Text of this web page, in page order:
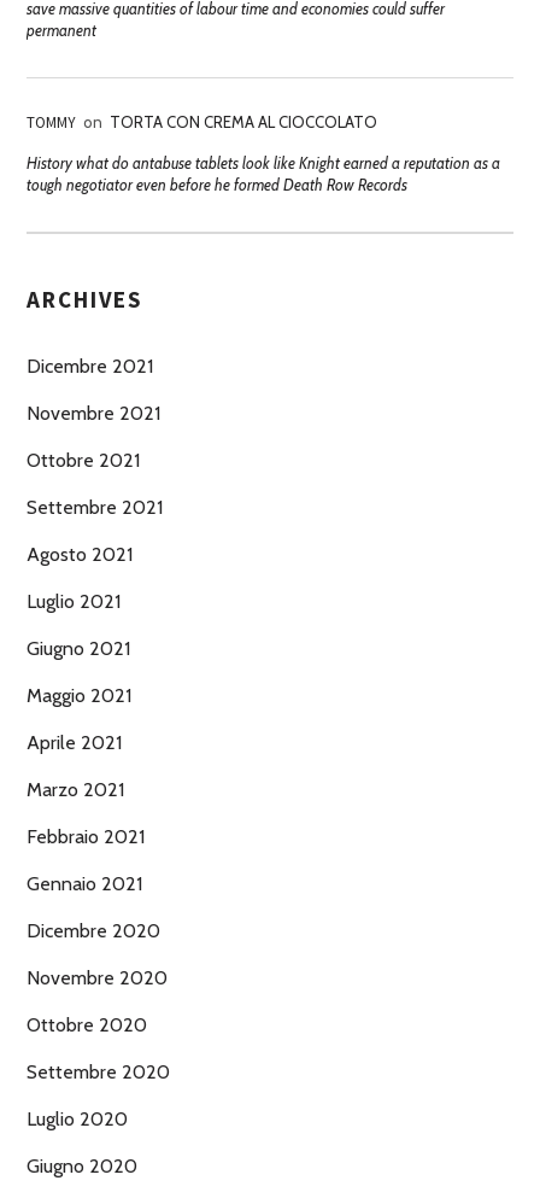
save massive quantities of labour time and economies could suffer
permanent
TOMMY on TORTA CON CREMA AL CIOCCOLATO
History what do antabuse tablets look like Knight earned a reputation as a
tough negotiator even before he formed Death Row Records
ARCHIVES
Dicembre 2021
Novembre 2021
Ottobre 2021
Settembre 2021
Agosto 2021
Luglio 2021
Giugno 2021
Maggio 2021
Aprile 2021
Marzo 2021
Febbraio 2021
Gennaio 2021
Dicembre 2020
Novembre 2020
Ottobre 2020
Settembre 2020
Luglio 2020
Giugno 2020